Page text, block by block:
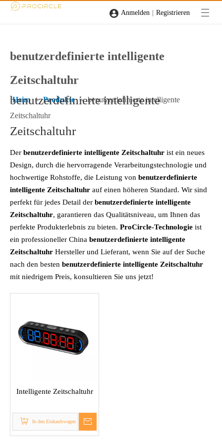
Anmelden | Registrieren
benutzerdefinierte intelligente
Zeitschaltuhr
Heim » Produkte » benutzerdefinierte intelligente
Zeitschaltuhr
benutzerdefinierte intelligente
Zeitschaltuhr
Der benutzerdefinierte intelligente Zeitschaltuhr ist ein neues
Design, durch die hervorragende Verarbeitungstechnologie und
hochwertige Rohstoffe, die Leistung von benutzerdefinierte
intelligente Zeitschaltuhr auf einen höheren Standard. Wir sind
perfekt für jedes Detail der benutzerdefinierte intelligente
Zeitschaltuhr, garantieren das Qualitätsniveau, um Ihnen das
perfekte Produkterlebnis zu bieten. ProCircle-Technologie ist
ein professioneller China benutzerdefinierte intelligente
Zeitschaltuhr Hersteller und Lieferant, wenn Sie auf der Suche
nach den besten benutzerdefinierte intelligente Zeitschaltuhr
mit niedrigem Preis, konsultieren Sie uns jetzt!
Intelligente Zeitschaltuhr
In den Einkaufswagen